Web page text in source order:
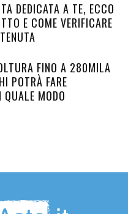
DEDICATA A TE, ECCO
E COME VERIFICARE
FINO A 280MILA
POTRÀ FARE
MODO